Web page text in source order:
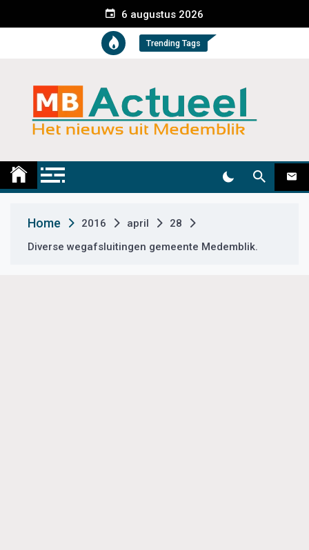
e
t
6 augustus 2026
Trending Tags
Medemblik Actueel
Home 2016 april
28
Diverse wegafsluitingen gemeente Medemblik.